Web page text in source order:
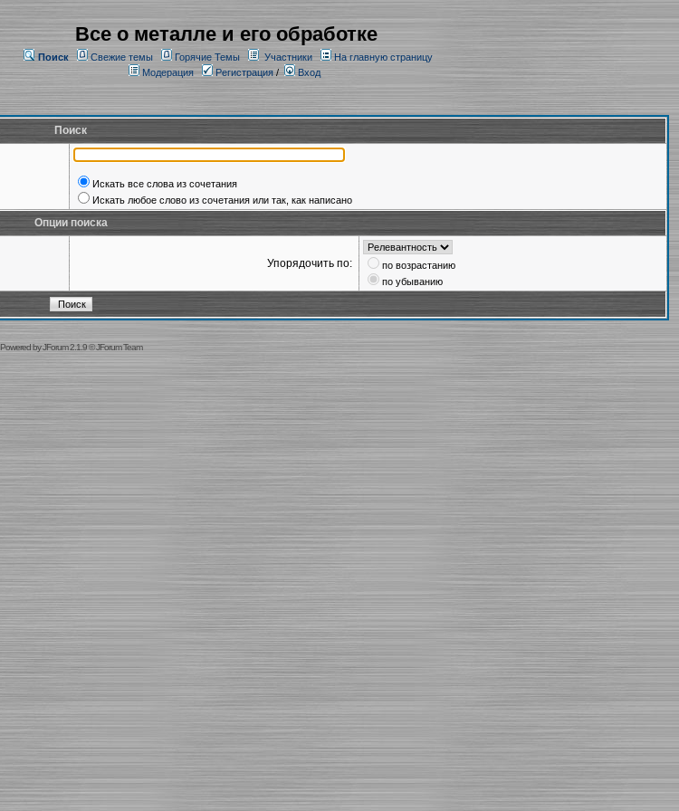
Все о металле и его обработке
Поиск Свежие темы Горячие Темы Участники
На главную страницу
Модерация
Регистрация/ Вход
Поиск
Искать все слова из сочетания
Искать любое слово из сочетания или так, как написано
Опции поиска
Упорядочить по:
по возрастанию
по убыванию
Powered byJForum 2.1.9©JForum Team